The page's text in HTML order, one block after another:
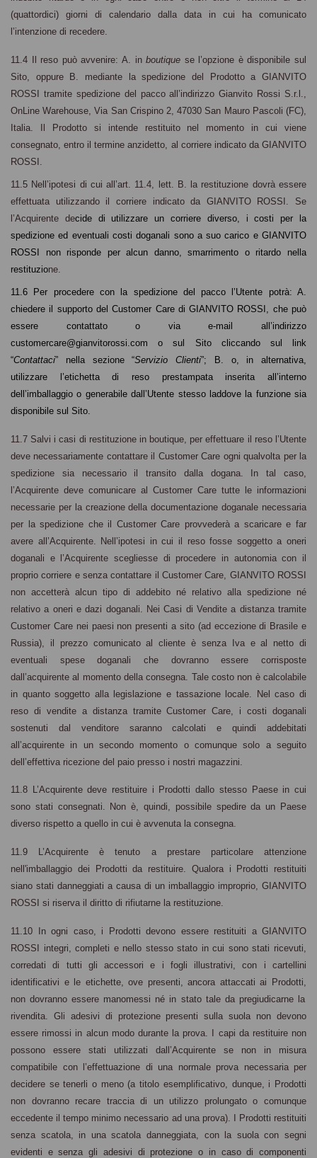
(quattordici) giorni di calendario dalla data in cui ha comunicato
l’intenzione di recedere.
11.4 Il reso può avvenire: A. inboutique se l’opzione è disponibile sul
Sito, oppure B. mediante la spedizione del Prodotto a GIANVITO
ROSSI tramite spedizione del pacco all’indirizzo Gianvito Rossi S.r.l.,
OnLine Warehouse, Via San Crispino 2, 47030 San Mauro Pascoli (FC),
Italia. Il Prodotto si intende restituito nel momento in cui viene
consegnato, entro il termine anzidetto, al corriere indicato da GIANVITO
ROSSI.
11.5 Nell’ipotesi di cui all’art. 11.4, lett. B. la restituzione dovrà essere
effettuata utilizzando il corriere indicato da GIANVITO ROSSI. Se
l’Acquirente decide di utilizzare un corriere diverso, i costi per la
spedizione ed eventuali costi doganali sono a suo carico e GIANVITO
ROSSI non risponde per alcun danno, smarrimento o ritardo nella
restituzione.
11.6 Per procedere con la spedizione del pacco l’Utente potrà: A.
chiedere il supporto del Customer Care di GIANVITO ROSSI , che può
essere contattatoo via e-mail all’indirizzo
customercare@gianvitorossi.como sul Sito cliccando sul link
“Contattaci” nella sezione “Servizio Clienti”; B. o, in alternativa,
utilizzare l’etichetta di reso prestampata inserita all’interno
dell’imballaggio o generabile dall’Utente stesso laddove la funzione sia
disponibile sul Sito.
11.7 Salvi i casi di restituzione in boutique, per effettuare il reso l’Utente
deve necessariamente contattare il Customer Care ogni qualvolta per la
spedizione sia necessario il transito dalla dogana. In tal caso,
l’Acquirente deve comunicare al Customer Care tutte le informazioni
necessarie per la creazione della documentazione doganale necessaria
per la spedizione che il Customer Care provvederà a scaricare e far
avere all’Acquirente. Nell’ipotesi in cui il resofosse soggetto a oneri
doganali e l’Acquirente scegliesse di procedere in autonomia con il
proprio corriere esenza contattare il Customer Care, GIANVITO ROSSI
non accetterà alcun tipo di addebito né relativo alla spedizione né
relativo a oneri e dazi doganali. Nei Casi di Vendite a distanza tramite
Customer Care nei paesi non presenti a sito (ad eccezione di Brasile e
Russia), il prezzo comunicato al cliente è senza Iva e al netto di
eventuali spese doganali che dovranno essere corrisposte
dall’acquirente al momento della consegna. Tale costo non è calcolabile
in quanto soggetto alla legislazione e tassazione locale. Nel caso di
reso di vendite a distanza tramite Customer Care, i costi doganali
sostenuti dal venditore saranno calcolati e quindi addebitati
all’acquirente in un secondo momento o comunque solo a seguito
dell’effettiva ricezione del paio presso i nostri magazzini.
11.8 L’Acquirente deve restituire i Prodotti dallo stesso Paese in cui
sono stati consegnati. Non è, quindi, possibile spedire da un Paese
diverso rispetto a quello in cui è avvenuta la consegna.
11.9 L’Acquirente è tenuto a prestare particolare attenzione
nell'imballaggio dei Prodotti da restituire. Qualora i Prodotti restituiti
siano stati danneggiati a causa di un imballaggio improprio, GIANVITO
ROSSI si riserva il diritto di rifiutarne la restituzione.
11.10 In ogni caso, i Prodotti devono essere restituiti a GIANVITO
ROSSI integri, completi e nello stesso stato in cui sono stati ricevuti,
corredati di tutti gli accessori e i fogli illustrativi,con i cartellini
identificativi e le etichette, ove presenti, ancora attaccati ai Prodotti,
nondovranno essere manomessi né in stato tale da pregiudicarne la
rivendita. Gli adesivi di protezione presenti sulla suola non devono
essere rimossi in alcun modo durante la prova. I capi da restituire non
possono essere stati utilizzati dall’Acquirente se non in misura
compatibile con l’effettuazione di una normale prova necessaria per
decidere se tenerli o meno (a titolo esemplificativo, dunque, i Prodotti
non dovranno recare traccia di un utilizzo prolungato o comunque
eccedente il tempo minimo necessario ad una prova). I Prodotti restituiti
senza scatola, in una scatola danneggiata, con la suola con segni
evidenti e senza gli adesivi di protezioneo in caso di componenti